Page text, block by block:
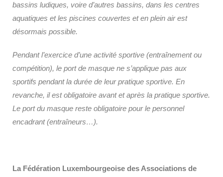
bassins ludiques, voire d’autres bassins, dans les centres
aquatiques et les piscines couvertes et en plein air est
désormais possible.
Pendant l’exercice d’une activité sportive (entraînement ou
compétition), le port de masque ne s’applique pas aux
sportifs pendant la durée de leur pratique sportive. En
revanche, il est obligatoire avant et après la pratique sportive.
Le port du masque reste obligatoire pour le personnel
encadrant (entraîneurs…).
La Fédération Luxembourgeoise des Associations de